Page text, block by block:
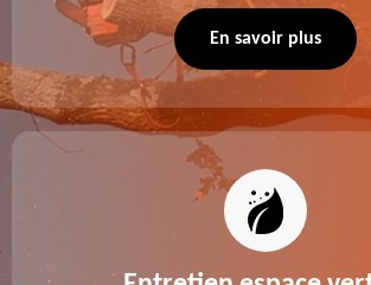
Découvrez un extérieur exceptionnel
En savoir plus